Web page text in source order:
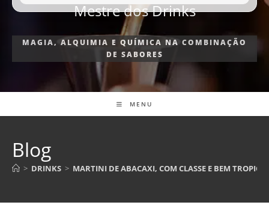
Mestre dos Drinks
MAGIA, ALQUIMIA E QUÍMICA NA COMBINAÇÃO
DE SABORES
MENU
Blog
> DRINKS > MARTINI DE ABACAXI, COM CLASSE E BEM